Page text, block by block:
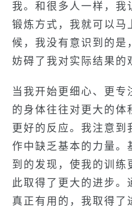
我。和很多人一样，我
锻炼方式，我就可以马
候，我没有意识到的是
妨碍了我对实际结果的
当我开始更细心、更专
的身体往往对更大的体
更好的反应。我注意到
作中缺乏基本的力量。
到的发现，使我的训练
此取得了更大的进步。
真正有用的，我取得了